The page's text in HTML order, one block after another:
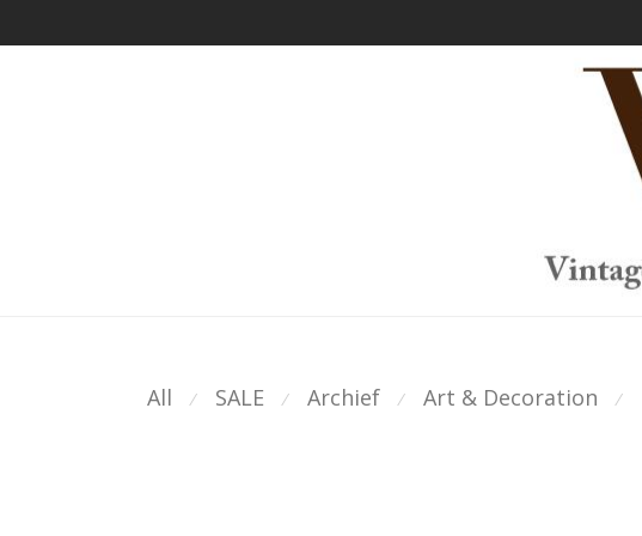
All ⁄ SALE ⁄ Archief ⁄ Art & Decoration ⁄